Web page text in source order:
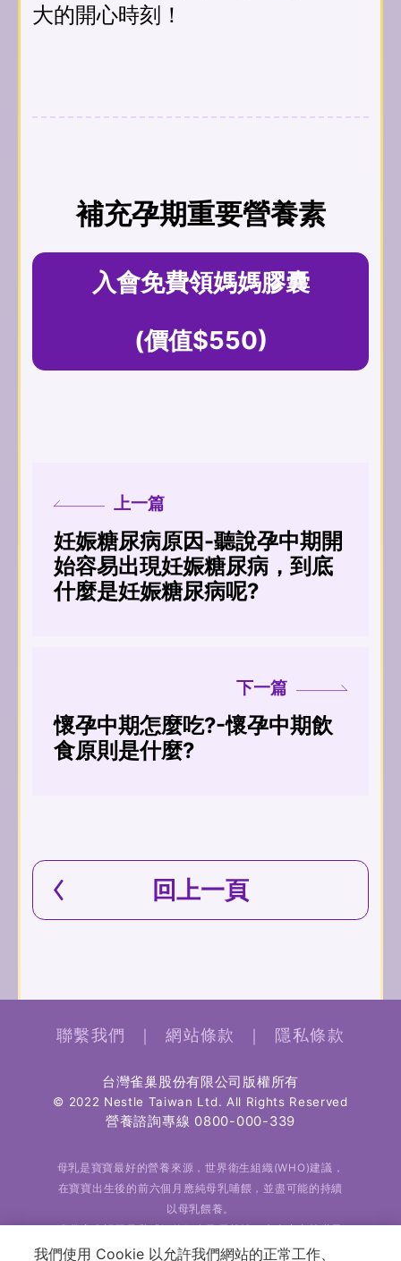
大的開心時刻！
補充孕期重要營養素
入會免費領媽媽膠囊
(價值$550)
上一篇
妊娠糖尿病原因-聽說孕中期開
始容易出現妊娠糖尿病，到底
什麼是妊娠糖尿病呢?
下一篇
懷孕中期怎麼吃?-懷孕中期飲
食原則是什麼?
回上一頁
聯繫我們 ｜ 網站條款 ｜ 隱私條款
台灣雀巢股份有限公司版權所有
© 2022 Nestle Taiwan Ltd. All Rights Reserved
營養諮詢專線 0800-000-339
母乳是寶寶最好的營養來源，世界衛生組織(WHO)建議，
在寶寶出生後的前六個月應純母乳哺餵，並盡可能的持續
以母乳餵養。
雀巢完全認同母乳哺餵的好處及優越性，也全力支持世界
衛生組織對於純母乳哺餵的建議。
我們使用 Cookie 以允許我們網站的正常工作、